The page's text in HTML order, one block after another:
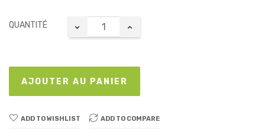
QUANTITÉ
AJOUTER AU PANIER
ADD TO WISHLIST ADD TO COMPARE